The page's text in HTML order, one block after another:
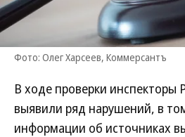
Фото: Олег Харсеев, Коммерсантъ
В ходе проверки инспекторы
выявили ряд нарушений, в
информации об источниках